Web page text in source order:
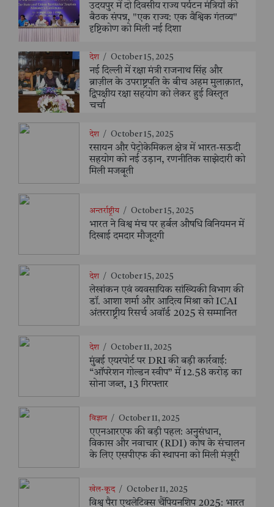
उदयपुर में दो दिवसीय राज्य पर्यटन मंत्रियों की
बैठक संपन्न, "एक राज्य: एक वैश्विक गंतव्य"
दृष्टिकोण को मिली नई दिशा
देश / October 15, 2025
नई दिल्ली में रक्षा मंत्री राजनाथ सिंह और
ब्राज़ील के उपराष्ट्रपति के बीच अहम मुलाक़ात,
द्विपक्षीय रक्षा सहयोग को लेकर हुई विस्तृत
चर्चा
देश / October 15, 2025
रसायन और पेट्रोकेमिकल क्षेत्र में भारत-सऊदी
सहयोग को नई उड़ान, रणनीतिक साझेदारी को
मिली मजबूती
अन्तर्राष्ट्रीय / October 15, 2025
भारत ने विश्व मंच पर हर्बल औषधि विनियमन में
दिखाई दमदार मौजूदगी
देश / October 15, 2025
लेखांकन एवं व्यवसायिक सांख्यिकी विभाग की
डॉ. आशा शर्मा और आदित्य मिश्रा को ICAI
अंतरराष्ट्रीय रिसर्च अवॉर्ड 2025 से सम्मानित
देश / October 11, 2025
मुंबई एयरपोर्ट पर DRI की बड़ी कार्रवाई:
“ऑपरेशन गोल्डन स्वीप” में 12.58 करोड़ का
सोना जब्त, 13 गिरफ्तार
विज्ञान / October 11, 2025
एएनआरएफ की बड़ी पहल: अनुसंधान,
विकास और नवाचार (RDI) कोष के संचालन
के लिए एसपीएफ की स्थापना को मिली मंज़ूरी
खेल-कूद / October 11, 2025
विश्व पैरा एथलेटिक्स चैंपियनशिप 2025: भारत